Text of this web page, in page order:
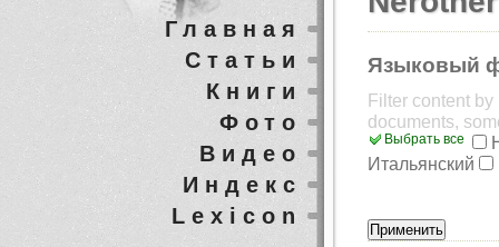
Языковый
Filter content
documents,
Выбрать все
Итальянский
Главная
Статьи
Книги
Фото
Видео
Индекс
Lexicon